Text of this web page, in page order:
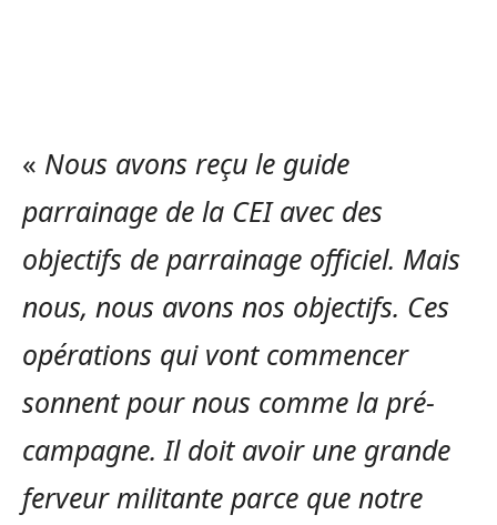
« Nous avons reçu le guide
parrainage de la CEI avec des
objectifs de parrainage officiel. Mais
nous, nous avons nos objectifs. Ces
opérations qui vont commencer
sonnent pour nous comme la pré-
campagne. Il doit avoir une grande
ferveur militante parce que notre